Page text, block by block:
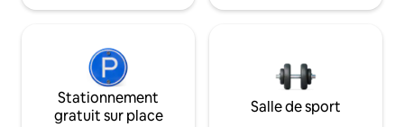
Stationnement
gratuit sur place
Salle de sport